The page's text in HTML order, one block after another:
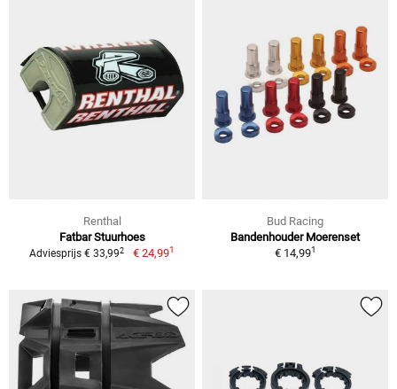
Renthal
Fatbar Stuurhoes
Adviesprijs € 33,992 € 24,991
Bud Racing
Bandenhouder Moerenset
€ 14,991